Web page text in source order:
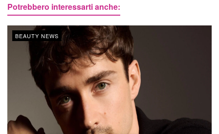
Potrebbero interessarti anche:
BEAUTY NEWS